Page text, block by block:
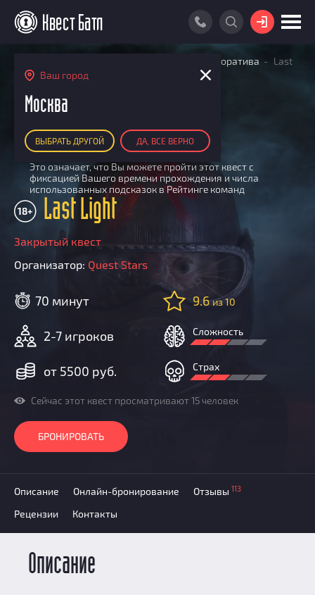
Ваш город
Москва
ВЫБРАТЬ ДРУГОЙ ДА, ВСЕ ВЕРНО
ВОЙТИ
КАРТА КВЕСТОВ
РЕЙТИНГ КОМАНД
Итоговый рейтинг
По количеству очков
По качеству игры
Список команд
ПОИСК КОМАНДЫ
КВЕСТ БАТЛ
Cashback
Как подсчитываются рейтинги
Новости
Партнерам
Квесты для корпоратива
Last
Light
ПЕРФОРМАНС
Участвует в Квест Батле
Это означает, что Вы можете пройти этот квест с
фиксацией Вашего времени прохождения и числа
использованных подсказок в Рейтинге команд
Last Light
18+
Закрытый квест
Организатор: Quest Stars
70 минут
2-7 игроков
от 5500 руб.
9.6из 10
Сложность
Страх
Сейчас этот квест просматривают 15 человек
БРОНИРОВАТЬ
Описание Онлайн-бронирование Отзывы 113
Рецензии Контакты
Описание